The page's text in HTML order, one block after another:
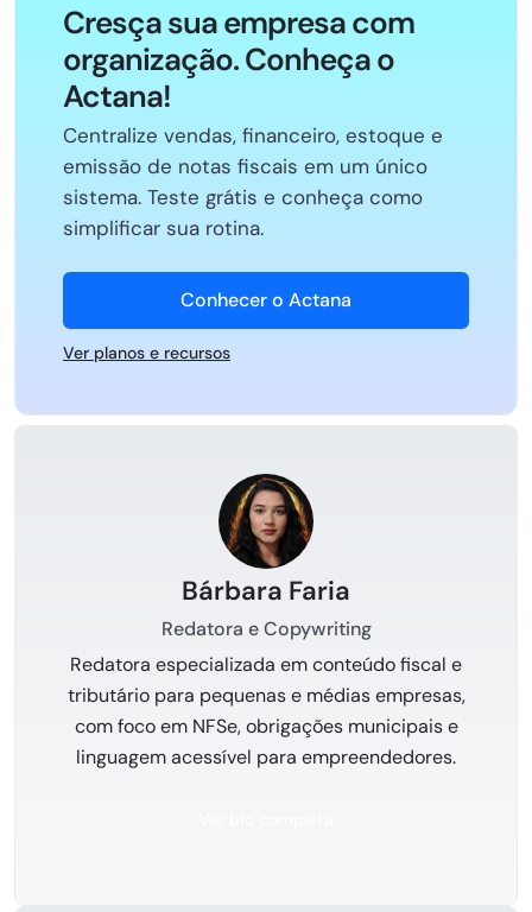
Cresça sua empresa com
organização. Conheça o
Actana!
Centralize vendas, financeiro, estoque e
emissão de notas fiscais em um único
sistema. Teste grátis e conheça como
simplificar sua rotina.
Conhecer o Actana
Ver planos e recursos
Bárbara Faria
Redatora e Copywriting
Redatora especializada em conteúdo fiscal e
tributário para pequenas e médias empresas,
com foco em NFSe, obrigações municipais e
linguagem acessível para empreendedores.